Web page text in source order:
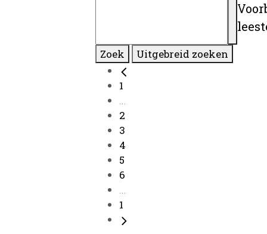
Zoek Uitgebreid zoeken
1
...
2
3
4
5
6
...
1